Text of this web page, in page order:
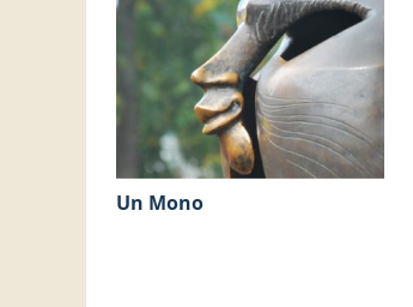
Un Mono